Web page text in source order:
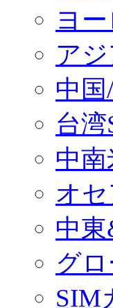
ヨ
ア
中
台
中
オ
中
グ
SIM